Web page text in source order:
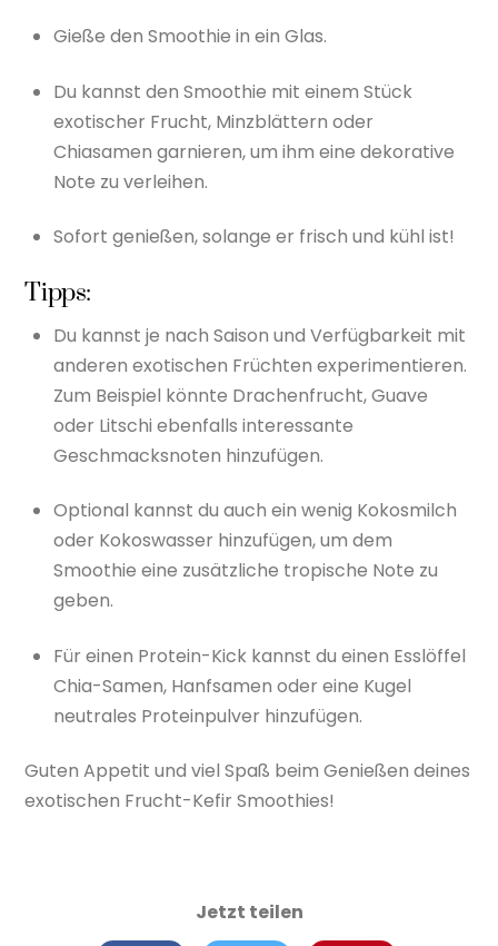
Gieße den Smoothie in ein Glas.
Du kannst den Smoothie mit einem Stück
exotischer Frucht, Minzblättern oder
Chiasamen garnieren, um ihm eine dekorative
Note zu verleihen.
Sofort genießen, solange er frisch und kühl ist!
Tipps:
Du kannst je nach Saison und Verfügbarkeit mit
anderen exotischen Früchten experimentieren.
Zum Beispiel könnte Drachenfrucht, Guave
oder Litschi ebenfalls interessante
Geschmacksnoten hinzufügen.
Optional kannst du auch ein wenig Kokosmilch
oder Kokoswasser hinzufügen, um dem
Smoothie eine zusätzliche tropische Note zu
geben.
Für einen Protein-Kick kannst du einen Esslöffel
Chia-Samen, Hanfsamen oder eine Kugel
neutrales Proteinpulver hinzufügen.
Guten Appetit und viel Spaß beim Genießen deines
exotischen Frucht-Kefir Smoothies!